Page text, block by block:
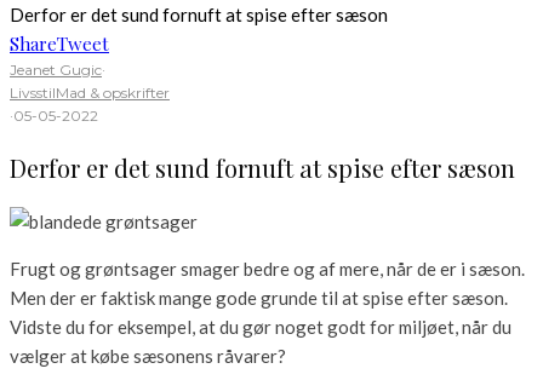
Derfor er det sund fornuft at spise efter sæson
ShareTweet
Jeanet Gugic·
LivsstilMad & opskrifter
·05-05-2022
Derfor er det sund fornuft at spise efter sæson
Frugt og grøntsager smager bedre og af mere, når de er i sæson.
Men der er faktisk mange gode grunde til at spise efter sæson.
Vidste du for eksempel, at du gør noget godt for miljøet, når du
vælger at købe sæsonens råvarer?